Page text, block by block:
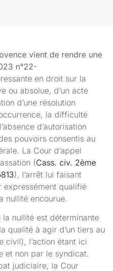
vient de rendre une
n°22-
en droit sur la
ou absolue, d’un acte
d’une résolution
la difficulté
d’autorisation
pouvoirs consentis au
La Cour d’appel
(Cass. civ. 2ème
), l’arrêt lui faisant
expressément qualifié
nullité encourue.
nullité est déterminante
qualité à agir d’un tiers au
civil), l’action étant ici
et non par le syndicat.
judiciaire, la Cour